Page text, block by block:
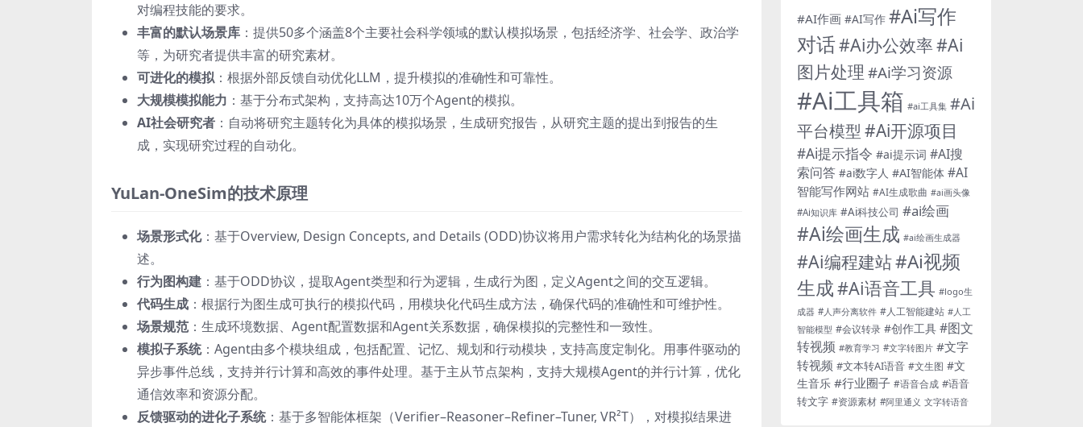
对编程技能的要求。
丰富的默认场景库 ：提供50多个涵盖8个主要社会科学领域的默认模拟场景，包括经济学、社会学、政治学
等，为研究者提供丰富的研究素材。
可进化的模拟：根据外部反馈自动优化LLM，提升模拟的准确性和可靠性。
大规模模拟能力 ：基于分布式架构，支持高达10万个Agent的模拟。
AI社会研究者 ：自动将研究主题转化为具体的模拟场景，生成研究报告，从研究主题的提出到报告的生
成，实现研究过程的自动化。
YuLan-OneSim的技术原理
场景形式化：基于Overview, Design Concepts, and Details (ODD)协议将用户需求转化为结构化的场景描
述。
行为图构建 ：基于ODD协议，提取Agent类型和行为逻辑，生成行为图，定义Agent之间的交互逻辑。
代码生成 ：根据行为图生成可执行的模拟代码，用模块化代码生成方法，确保代码的准确性和可维护性。
场景规范 ：生成环境数据、Agent配置数据和Agent关系数据，确保模拟的完整性和一致性。
模拟子系统：Agent由多个模块组成，包括配置、记忆、规划和行动模块，支持高度定制化。用事件驱动的
异步事件总线，支持并行计算和高效的事件处理。基于主从节点架构，支持大规模Agent的并行计算，优化
通信效率和资源分配。
反馈驱动的进化子系统：基于多智能体框架（Verifier–Reasoner–Refiner–Tuner, VR²T），对模拟结果进
#AI作画 #AI写作 #Ai写作
对话#Ai办公效率#Ai
图片处理 #Ai学习资源
#Ai工具箱 #ai工具集 #Ai
平台模型 #Ai开源项目
#Ai提示指令 #ai提示词 #AI搜
索问答 #ai数字人 #AI智能体 #AI
智能写作网站 #AI生成歌曲 #ai画头像
#Ai知识库 #Ai科技公司 #ai绘画
#Ai绘画生成 #ai绘画生成器
#Ai编程建站#Ai视频
生成#Ai语音工具 #logo生
成器 #人声分离软件 #人工智能建站 #人工
智能模型 #会议转录 #创作工具 #图文
转视频 #教育学习 #文字转图片 #文字
转视频 #文本转AI语音 #文生图 #文
生音乐 #行业圈子 #语音合成 #语音
转文字 #资源素材 #阿里通义 文字转语音